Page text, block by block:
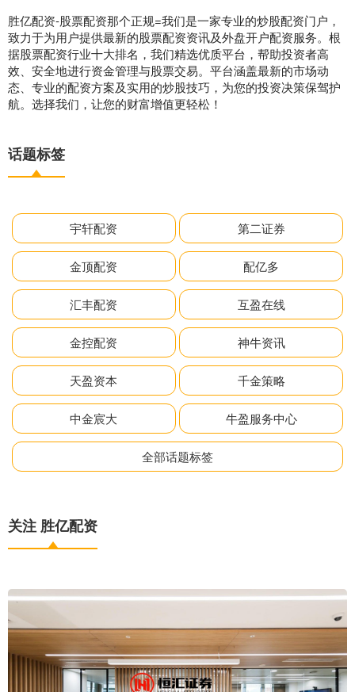
胜亿配资-股票配资那个正规=我们是一家专业的炒股配资门户，
致力于为用户提供最新的股票配资资讯及外盘开户配资服务。根
据股票配资行业十大排名，我们精选优质平台，帮助投资者高
效、安全地进行资金管理与股票交易。平台涵盖最新的市场动
态、专业的配资方案及实用的炒股技巧，为您的投资决策保驾护
航。选择我们，让您的财富增值更轻松！
话题标签
宇轩配资 第二证券
金顶配资 配亿多
汇丰配资 互盈在线
金控配资 神牛资讯
天盈资本 千金策略
中金宸大 牛盈服务中心
全部话题标签
关注 胜亿配资